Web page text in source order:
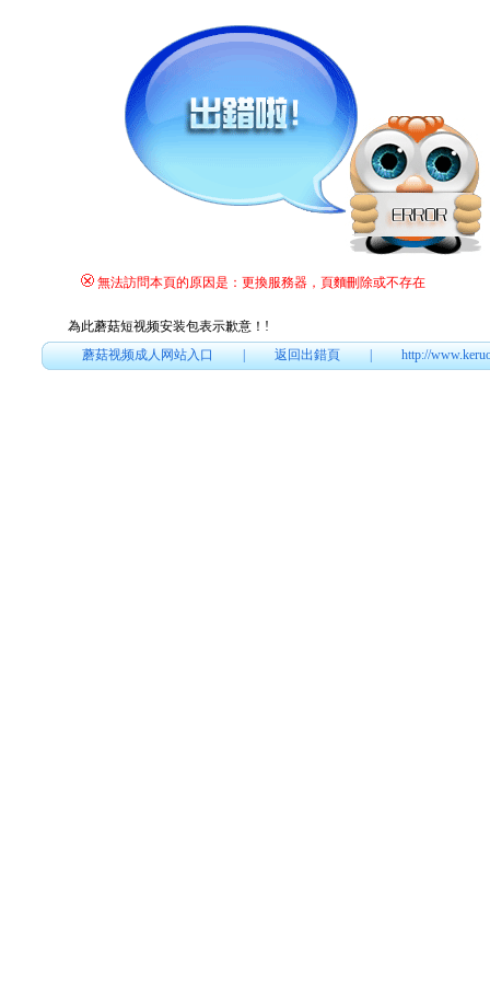
無法訪問本頁的原因是：更換服務器，頁麵刪除或不存在
為此蘑菇短视频安装包表示歉意！ !
蘑菇视频成人网站入口|返回出錯頁|http://